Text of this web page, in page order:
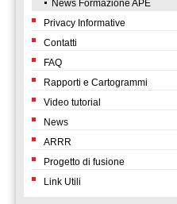
News Formazione APE
Privacy Informative
Contatti
FAQ
Rapporti e Cartogrammi
Video tutorial
News
ARRR
Progetto di fusione
Link Utili